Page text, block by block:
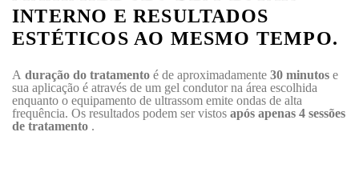
INTERNO E RESULTADOS
ESTÉTICOS AO MESMO TEMPO.
A duração do tratamento é de aproximadamente 30 minutos e
sua aplicação é através de um gel condutor na área escolhida
enquanto o equipamento de ultrassom emite ondas de alta
frequência. Os resultados podem ser vistos após apenas 4 sessões
de tratamento .